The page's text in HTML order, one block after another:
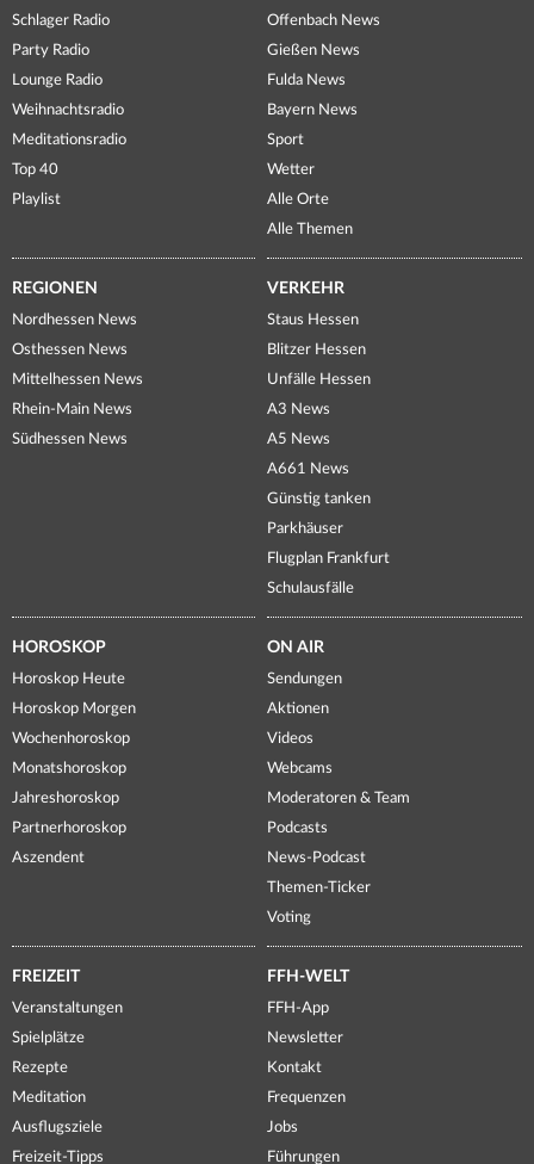
Schlager Radio
Party Radio
Lounge Radio
Weihnachtsradio
Meditationsradio
Top 40
Playlist
Offenbach News
Gießen News
Fulda News
Bayern News
Sport
Wetter
Alle Orte
Alle Themen
REGIONEN
Nordhessen News
Osthessen News
Mittelhessen News
Rhein-Main News
Südhessen News
VERKEHR
Staus Hessen
Blitzer Hessen
Unfälle Hessen
A3 News
A5 News
A661 News
Günstig tanken
Parkhäuser
Flugplan Frankfurt
Schulausfälle
HOROSKOP
Horoskop Heute
Horoskop Morgen
Wochenhoroskop
Monatshoroskop
Jahreshoroskop
Partnerhoroskop
Aszendent
ON AIR
Sendungen
Aktionen
Videos
Webcams
Moderatoren & Team
Podcasts
News-Podcast
Themen-Ticker
Voting
FREIZEIT
Veranstaltungen
Spielplätze
Rezepte
Meditation
Ausflugsziele
Freizeit-Tipps
FFH-WELT
FFH-App
Newsletter
Kontakt
Frequenzen
Jobs
Führungen